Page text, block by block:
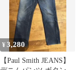
¥3,280
【Paul Smith JEANS】